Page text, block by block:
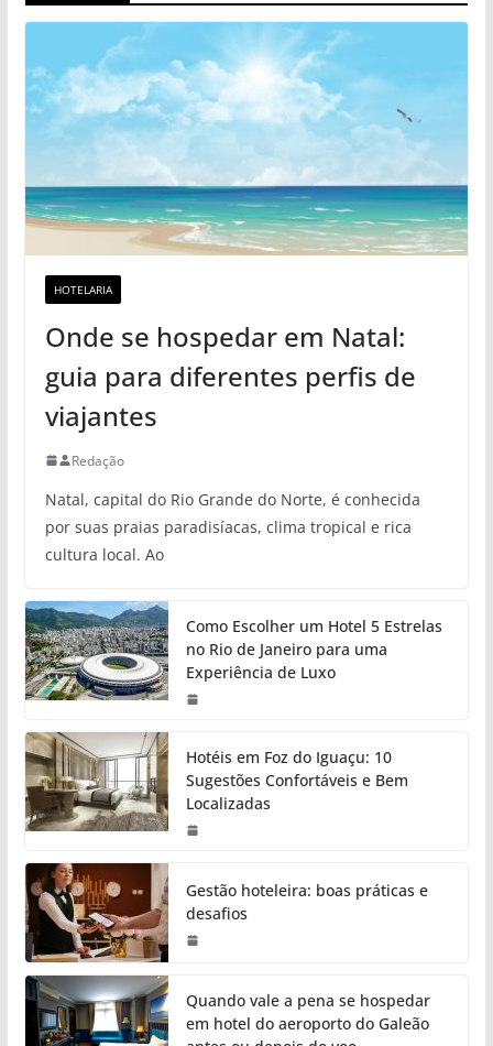
HOTELARIA
Onde se hospedar em Natal:
guia para diferentes perfis de
viajantes
Redação
Natal, capital do Rio Grande do Norte, é conhecida
por suas praias paradisíacas, clima tropical e rica
cultura local. Ao
Como Escolher um Hotel 5 Estrelas
no Rio de Janeiro para uma
Experiência de Luxo
Hotéis em Foz do Iguaçu: 10
Sugestões Confortáveis e Bem
Localizadas
Gestão hoteleira: boas práticas e
desafios
Quando vale a pena se hospedar
em hotel do aeroporto do Galeão